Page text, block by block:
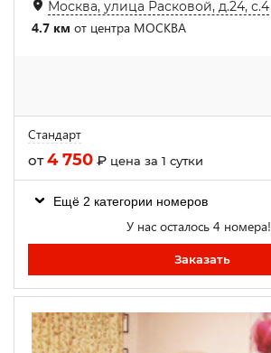
Москва, улица Расковой, д.24, с.4
4.7 км от центра МОСКВА
Стандарт
от4 750 ₽ цена за 1 сутки
Ещё 2 категории номеров
У нас осталось 4 номера!
Заказать